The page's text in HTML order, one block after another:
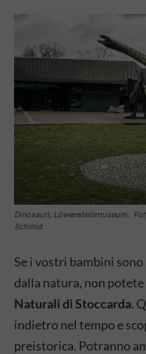
Dinosauri, Löwensteinmuseum,
Schmid
Se i vostri bambini
dalla natura, non
Naturali di Stoccarda.
indietro nel tempo e
preistorica. Potranno